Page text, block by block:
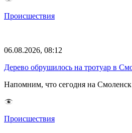
Происшествия
06.08.2026, 08:12
Дерево обрушилось на тротуар в
Напомним, что сегодня на
Происшествия